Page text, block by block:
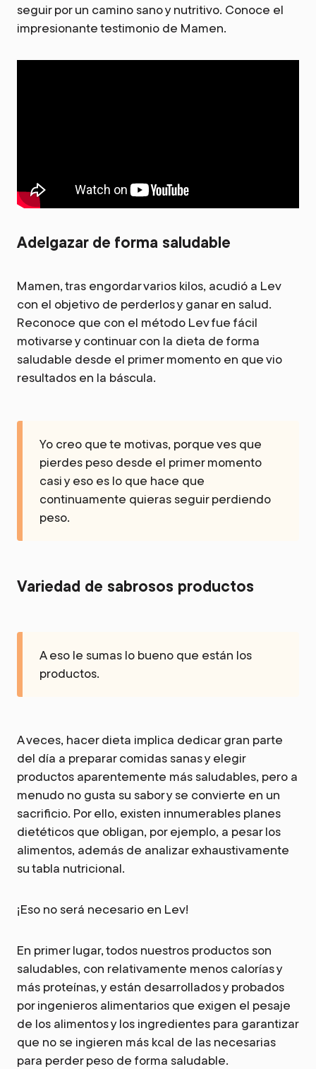
seguir por un camino sano y nutritivo. Conoce el
impresionante testimonio de Mamen.
Adelgazar de forma saludable
Mamen, tras engordar varios kilos, acudió a Lev
con el objetivo de perderlos y ganar en salud.
Reconoce que con el método Lev fue fácil
motivarse y continuar con la dieta de forma
saludable desde el primer momento en que vio
resultados en la báscula.
Yo creo que te motivas, porque ves que
pierdes peso desde el primer momento
casi y eso es lo que hace que
continuamente quieras seguir perdiendo
peso.
Variedad de sabrosos productos
A eso le sumas lo bueno que están los
productos.
A veces, hacer dieta implica dedicar gran parte
del día a preparar comidas sanas y elegir
productos aparentemente más saludables, pero a
menudo no gusta su sabor y se convierte en un
sacrificio. Por ello, existen innumerables planes
dietéticos que obligan, por ejemplo, a pesar los
alimentos, además de analizar exhaustivamente
su tabla nutricional.
¡Eso no será necesario en Lev!
En primer lugar, todos nuestros productos son
saludables, con relativamente menos calorías y
más proteínas, y están desarrollados y probados
por ingenieros alimentarios que exigen el pesaje
de los alimentos y los ingredientes para garantizar
que no se ingieren más kcal de las necesarias
para perder peso de forma saludable.